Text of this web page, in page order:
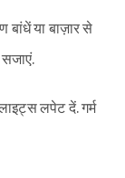
बांधें या बाज़ार से
सजाएं.
लपेट दें. गर्म